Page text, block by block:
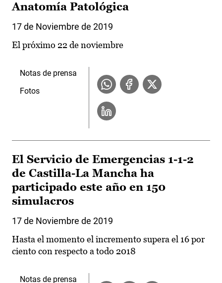
Anatomía Patológica
17 de Noviembre de 2019
El próximo 22 de noviembre
Notas de prensa
Fotos
El Servicio de Emergencias 1-1-2
de Castilla-La Mancha ha
participado este año en 150
simulacros
17 de Noviembre de 2019
Hasta el momento el incremento supera el 16 por
ciento con respecto a todo 2018
Notas de prensa